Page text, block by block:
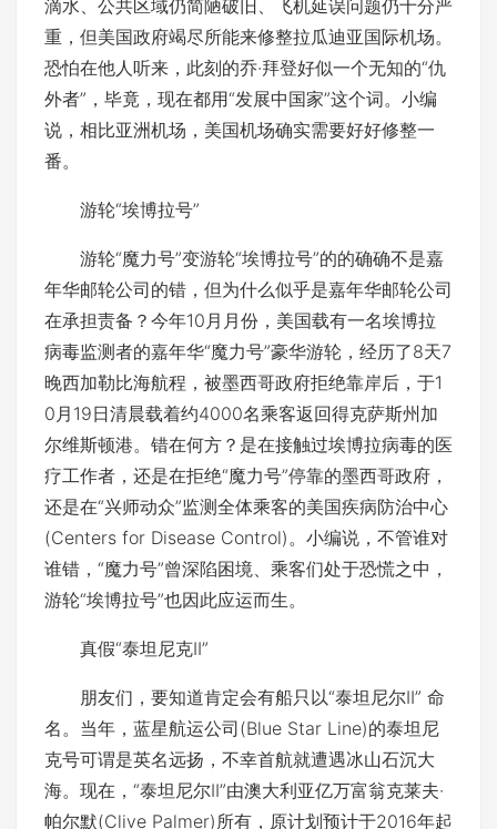
滴水、公共区域仍简陋破旧、飞机延误问题仍十分严
重，但美国政府竭尽所能来修整拉瓜迪亚国际机场。
恐怕在他人听来，此刻的乔·拜登好似一个无知的“仇
外者”，毕竟，现在都用“发展中国家”这个词。小编
说，相比亚洲机场，美国机场确实需要好好修整一
番。
游轮“埃博拉号”
游轮“魔力号”变游轮“埃博拉号”的的确确不是嘉
年华邮轮公司的错，但为什么似乎是嘉年华邮轮公司
在承担责备？今年10月月份，美国载有一名埃博拉
病毒监测者的嘉年华“魔力号”豪华游轮，经历了8天7
晚西加勒比海航程，被墨西哥政府拒绝靠岸后，于1
0月19日清晨载着约4000名乘客返回得克萨斯州加
尔维斯顿港。错在何方？是在接触过埃博拉病毒的医
疗工作者，还是在拒绝“魔力号”停靠的墨西哥政府，
还是在“兴师动众”监测全体乘客的美国疾病防治中心
(Centers for Disease Control)。小编说，不管谁对
谁错，“魔力号”曾深陷困境、乘客们处于恐慌之中，
游轮“埃博拉号”也因此应运而生。
真假“泰坦尼克II”
朋友们，要知道肯定会有船只以“泰坦尼尔II” 命
名。当年，蓝星航运公司(Blue Star Line)的泰坦尼
克号可谓是英名远扬，不幸首航就遭遇冰山石沉大
海。现在，“泰坦尼尔II”由澳大利亚亿万富翁克莱夫·
帕尔默(Clive Palmer)所有，原计划预计于2016年起